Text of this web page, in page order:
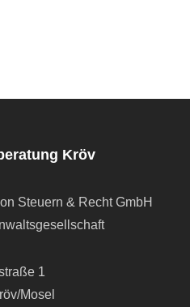
Kröv
Steuern & Recht GmbH
1
Mosel